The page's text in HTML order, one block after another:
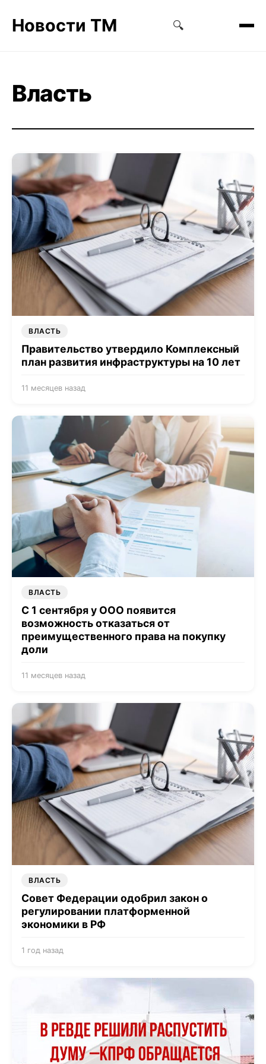
Новости ТМ 🔍
Власть
ВЛАСТЬ
Правительство утвердило Комплексный
план развития инфраструктуры на 10 лет
11 месяцев назад
ВЛАСТЬ
С 1 сентября у ООО появится
возможность отказаться от
преимущественного права на покупку
доли
11 месяцев назад
ВЛАСТЬ
Совет Федерации одобрил закон о
регулировании платформенной
экономики в РФ
1 год назад